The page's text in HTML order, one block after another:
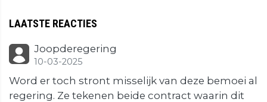
LAATSTE REACTIES
Joopderegering
10-03-2025
Word er toch stront misselijk van deze bemoei al
regering. Ze tekenen beide contract waarin dit